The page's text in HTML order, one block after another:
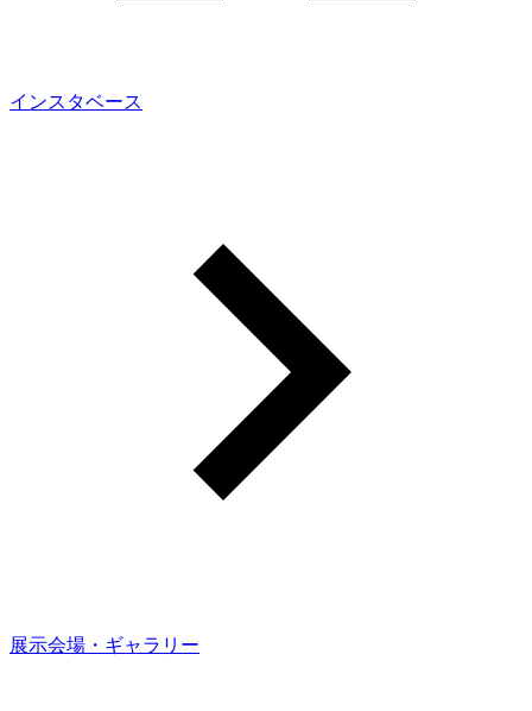
インスタベース
展示会場・ギャラリー